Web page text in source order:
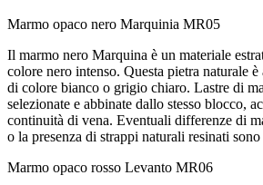
Marmo opaco nero Marquinia MR05
Il marmo nero Marquina è un materiale
colore nero intenso. Questa pietra naturale è
di colore bianco o grigio chiaro. Lastre di
selezionate e abbinate dallo stesso blocco,
continuità di vena. Eventuali differenze di
o la presenza di strappi naturali resinati
Marmo opaco rosso Levanto MR06